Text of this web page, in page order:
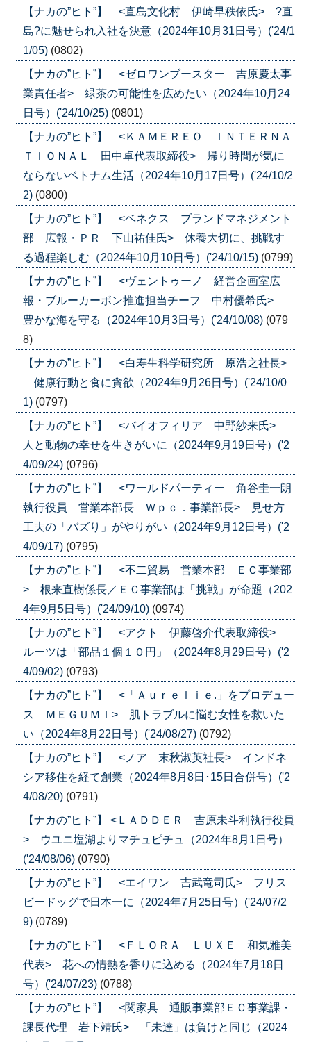
【ナカの”ヒト”】 <直島文化村 伊崎早秩依氏> ?直
島?に魅せられ入社を決意（2024年10月31日号）('24/1
1/05) (0802)
【ナカの”ヒト”】 <ゼロワンブースター 吉原慶太事
業責任者> 緑茶の可能性を広めたい（2024年10月24
日号）('24/10/25) (0801)
【ナカの”ヒト”】 <ＫＡＭＥＲＥＯ ＩＮＴＥＲＮＡ
ＴＩＯＮＡＬ 田中卓代表取締役> 帰り時間が気に
ならないベトナム生活（2024年10月17日号）('24/10/2
2) (0800)
【ナカの”ヒト”】 <ベネクス ブランドマネジメント
部 広報・ＰＲ 下山祐佳氏> 休養大切に、挑戦す
る過程楽しむ（2024年10月10日号）('24/10/15) (0799)
【ナカの”ヒト”】 <ヴェントゥーノ 経営企画室広
報・ブルーカーボン推進担当チーフ 中村優希氏>
豊かな海を守る（2024年10月3日号）('24/10/08) (079
8)
【ナカの”ヒト”】 <白寿生科学研究所 原浩之社長>
健康行動と食に貪欲（2024年9月26日号）('24/10/0
1) (0797)
【ナカの”ヒト”】 <バイオフィリア 中野紗来氏>
人と動物の幸せを生きがいに（2024年9月19日号）('2
4/09/24) (0796)
【ナカの”ヒト”】 <ワールドパーティー 角谷圭一朗
執行役員 営業本部長 Ｗｐｃ．事業部長> 見せ方
工夫の「バズり」がやりがい（2024年9月12日号）('2
4/09/17) (0795)
【ナカの”ヒト”】 <不二貿易 営業本部 ＥＣ事業部
> 根来直樹係長／ＥＣ事業部は「挑戦」が命題（202
4年9月5日号）('24/09/10) (0974)
【ナカの”ヒト”】 <アクト 伊藤啓介代表取締役>
ルーツは「部品１個１０円」（2024年8月29日号）('2
4/09/02) (0793)
【ナカの”ヒト”】 <「Ａｕｒｅｌｉｅ.」をプロデュー
ス ＭＥＧＵＭＩ> 肌トラブルに悩む女性を救いた
い（2024年8月22日号）('24/08/27) (0792)
【ナカの”ヒト”】 <ノア 末秋淑英社長> インドネ
シア移住を経て創業（2024年8月8日･15日合併号）('2
4/08/20) (0791)
【ナカの”ヒト”】 <ＬＡＤＤＥＲ 吉原未斗利執行役員
> ウユニ塩湖よりマチュピチュ（2024年8月1日号）
('24/08/06) (0790)
【ナカの”ヒト”】 <エイワン 吉武竜司氏> フリス
ビードッグで日本一に（2024年7月25日号）('24/07/2
9) (0789)
【ナカの”ヒト”】 <ＦＬＯＲＡ ＬＵＸＥ 和気雅美
代表> 花への情熱を香りに込める（2024年7月18日
号）('24/07/23) (0788)
【ナカの”ヒト”】 <関家具 通販事業部ＥＣ事業課・
課長代理 岩下靖氏> 「未達」は負けと同じ（2024